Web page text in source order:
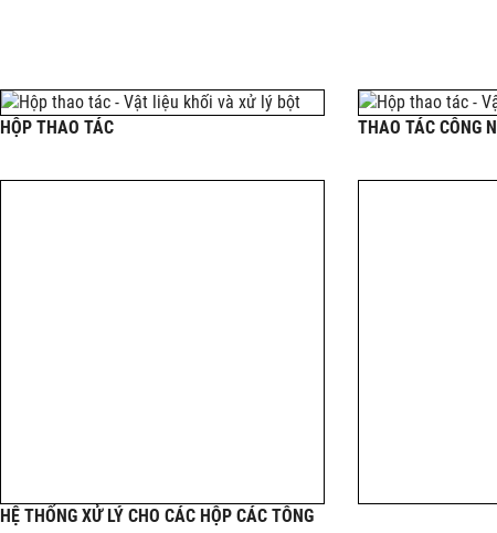
HỘP THAO TÁC
HỆ THỐNG XỬ LÝ CHO CÁC HỘP CÁC TÔNG
THAO TÁC CÔNG